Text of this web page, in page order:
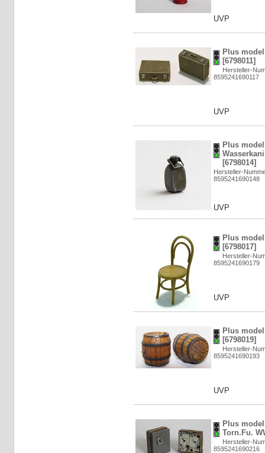
UVP
Plus
[6798011]
Hersteller-
8595241690117
UVP
Plus
[6798014]
Hersteller-
8595241690148
UVP
Plus
[6798017]
Hersteller-
8595241690179
UVP
Plus
[6798019]
Hersteller-
8595241690193
UVP
Plus
Torn.Fu.
Hersteller-
8595241690216